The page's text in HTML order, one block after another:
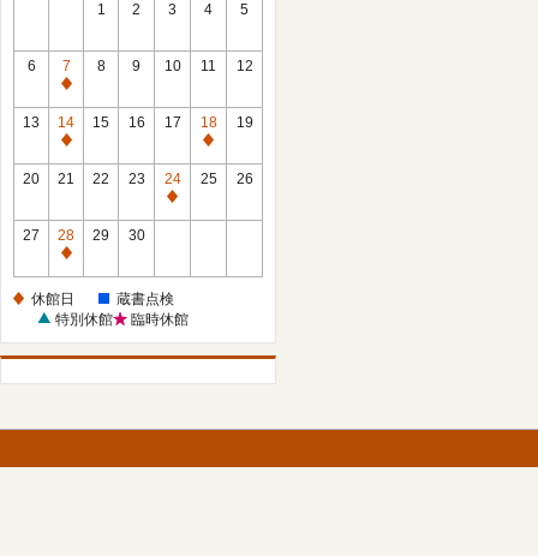
1 2 3 4 5
6
7
休
館
日
8 9 10 11 12
13
14
休
館
15 16 17
18
休
館
19
20 21 22 23
24
休
25 26
27
28
休
日
29 30
休館日
蔵書点検
特別休館
臨時休館